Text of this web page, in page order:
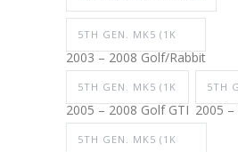
5TH GEN. MK5 (1K
2003 – 2008 Golf/Rabbit
5TH GEN. MK5 (1K
2005 – 2008 Golf GTI
5TH
2005 –
5TH GEN. MK5 (1K